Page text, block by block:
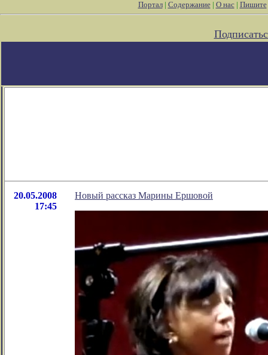
Портал| Содержание| О нас| Пишите
20.05.2008
17:45
Новый рассказ Марины Ершовой